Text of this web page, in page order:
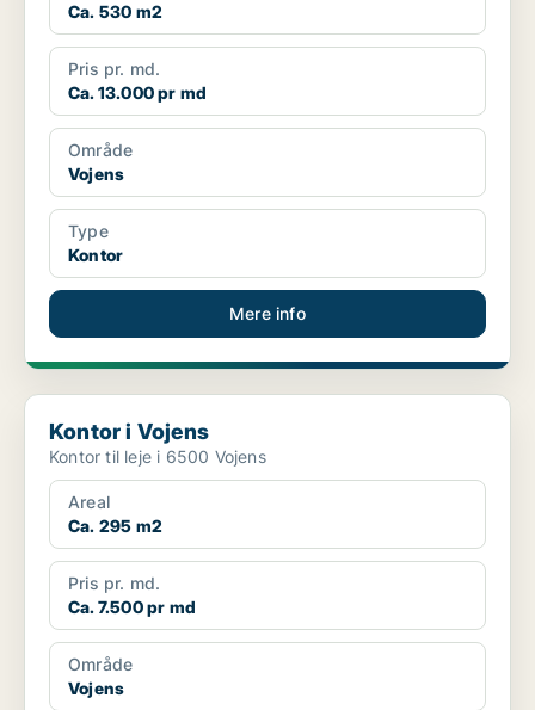
Ca. 530 m2
Pris pr. md.
Ca. 13.000 pr md
Område
Vojens
Type
Kontor
Mere info
Kontor i Vojens
Kontor i Vojens
Kontor til leje i 6500 Vojens
Areal
Ca. 295 m2
Pris pr. md.
Ca. 7.500 pr md
Område
Vojens